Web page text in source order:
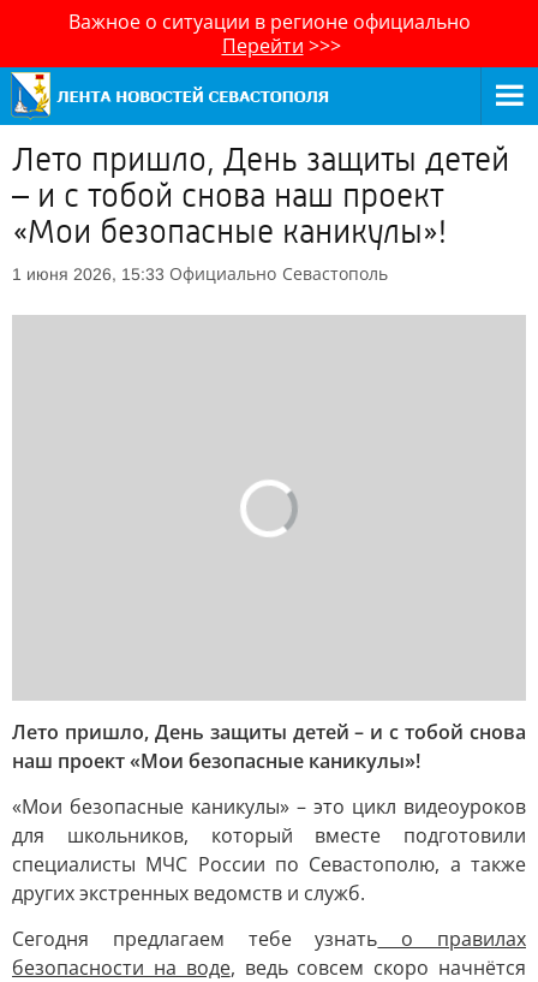
Важное о ситуации в регионе официально
Перейти >>>
Лето пришло, День защиты детей
– и с тобой снова наш проект
«Мои безопасные каникулы»!
1 июня 2026, 15:33 Официально Севастополь
Лето пришло, День защиты детей – и с тобой снова
наш проект «Мои безопасные каникулы»!
«Мои безопасные каникулы» – это цикл видеоуроков
для школьников, который вместе подготовили
специалисты МЧС России по Севастополю, а также
других экстренных ведомств и служб.
Сегодня предлагаем тебе узнать о правилах
безопасности на воде, ведь совсем скоро начнётся